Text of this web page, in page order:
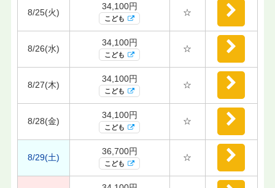
8/25(火)
34,100円
こども
☆
8/26(水)
34,100円
こども
☆
8/27(木)
34,100円
こども
☆
8/28(金)
34,100円
こども
☆
8/29(土)
36,700円
こども
☆